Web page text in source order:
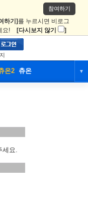
참여하기
하기] 를 누르시면 비로그
요! [다시보지 않기 ]
온2 츄온 ▼
세요.